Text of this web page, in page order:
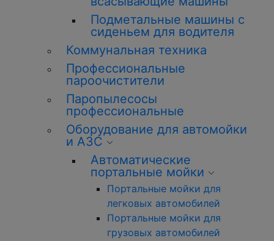
Подметальные машины с
сиденьем для водителя
Коммунальная техника
Профессиональные
пароочистители
Паропылесосы
профессиональные
Оборудование для автомойки
и АЗС
Автоматические
портальные мойки
Портальные мойки для
легковых автомобилей
Портальные мойки для
грузовых автомобилей